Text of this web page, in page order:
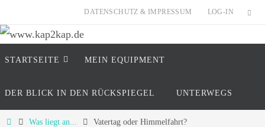
Inhalt
springen
DATENSCHUTZ & IMPRESSUM LOG-IN
www.kap2kap.de
"Reisen ist tödlich..... für Vorurteile" (Mark
Inhalt
STARTSEITE MEIN EQUIP­MENT
DER BLICK IN DEN RÜCKSPIEGEL UNTERWEGS
StartWas liegt an... Vatertag oder Himmelfahrt?